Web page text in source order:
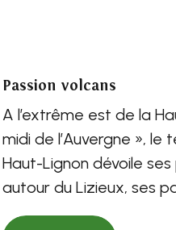
Passion volcans
A l’extrême est de la
midi de l’Auvergne », le
Haut-Lignon dévoile
autour du Lizieux, ses
le Pays des Sucs,...